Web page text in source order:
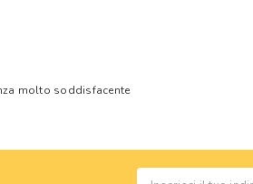
molto soddisfacente